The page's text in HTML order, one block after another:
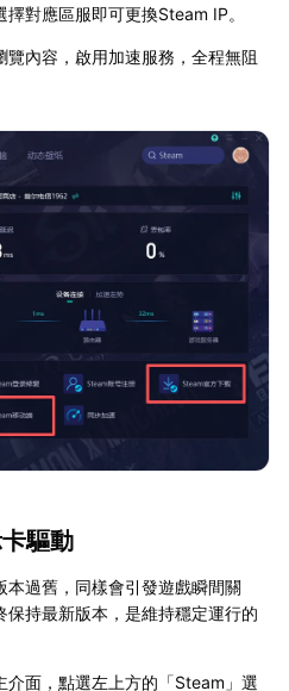
對應區服即可更換Steam IP。
內容，啟用加速服務，全程無阻
驅動
過舊，同樣會引發遊戲瞬間關
持最新版本，是維持穩定運行的
介面，點選左上方的「Steam」選